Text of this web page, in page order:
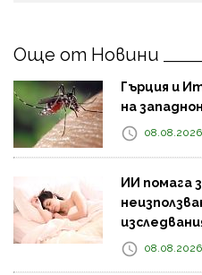
Още от Новини
Гърция и
на
08.08.2026
ИИ помага